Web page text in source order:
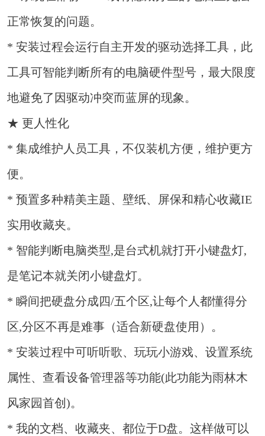
正常恢复的问题。
* 安装过程会运行自主开发的驱动选择工具，此
工具可智能判断所有的电脑硬件型号，最大限度
地避免了因驱动冲突而蓝屏的现象。
★ 更人性化
* 集成维护人员工具，不仅装机方便，维护更方
便。
* 预置多种精美主题、壁纸、屏保和精心收藏IE
实用收藏夹。
* 智能判断电脑类型,是台式机就打开小键盘灯,
是笔记本就关闭小键盘灯。
* 瞬间把硬盘分成四/五个区,让每个人都懂得分
区,分区不再是难事（适合新硬盘使用）。
* 安装过程中可听听歌、玩玩小游戏、设置系统
属性、查看设备管理器等功能(此功能为雨林木
风家园首创)。
* 我的文档、收藏夹、都位于D盘。这样做可以